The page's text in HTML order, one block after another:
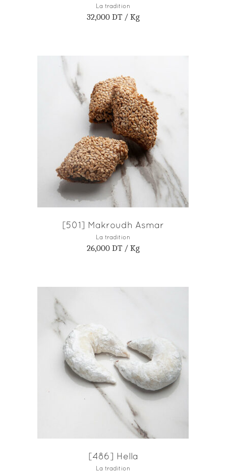
La tradition
32,000DT / Kg
AJOUTER AU PANIER
[501] Makroudh Asmar
La tradition
26,000DT / Kg
AJOUTER AU PANIER
[486] Hella
La tradition